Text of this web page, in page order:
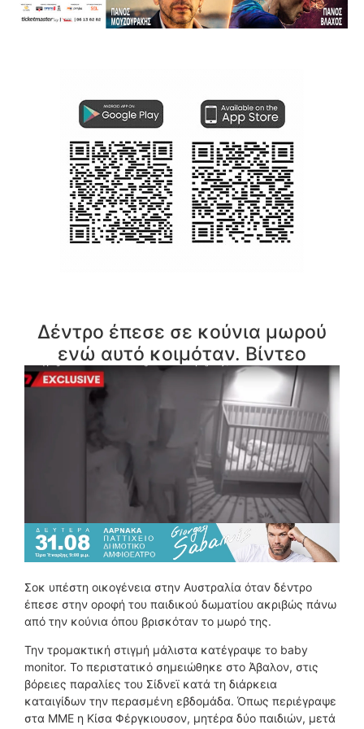
Δέντρο έπεσε σε κούνια μωρού
ενώ αυτό κοιμόταν. Βίντεο
Σοκ υπέστη οικογένεια στην Αυστραλία όταν δέντρο
έπεσε στην οροφή του παιδικού δωματίου ακριβώς πάνω
από την κούνια όπου βρισκόταν το μωρό της.
Την τρομακτική στιγμή μάλιστα κατέγραψε το baby
monitor. Το περιστατικό σημειώθηκε στο Άβαλον, στις
βόρειες παραλίες του Σίδνεϊ κατά τη διάρκεια
καταιγίδων την περασμένη εβδομάδα. Όπως περιέγραψε
στα ΜΜΕ η Κίσα Φέργκιουσον, μητέρα δύο παιδιών, μετά